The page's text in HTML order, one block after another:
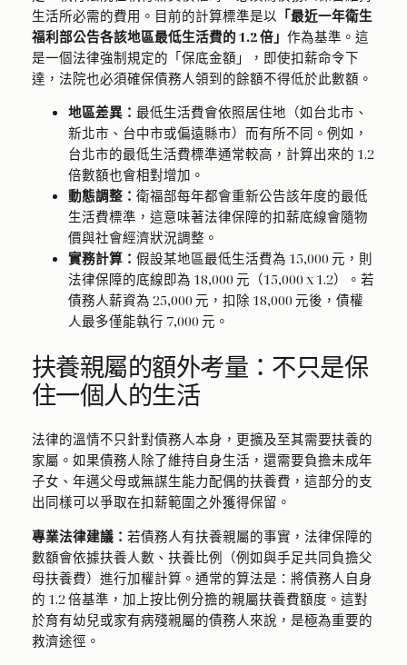
生活所必需的費用。目前的計算標準是以 「最近一年衛生
福利部公告各該地區最低生活費的 1.2 倍」 作為基準。這
是一個法律強制規定的「保底金額」，即使扣薪命令下
達，法院也必須確保債務人領到的餘額不得低於此數額。
地區差異： 最低生活費會依照居住地（如台北市、
新北市、台中市或偏遠縣市）而有所不同。例如，
台北市的最低生活費標準通常較高，計算出來的 1.2
倍數額也會相對增加。
動態調整： 衛福部每年都會重新公告該年度的最低
生活費標準，這意味著法律保障的扣薪底線會隨物
價與社會經濟狀況調整。
實務計算： 假設某地區最低生活費為 15,000 元，則
法律保障的底線即為 18,000 元（15,000 x 1.2）。若
債務人薪資為 25,000 元，扣除 18,000 元後，債權
人最多僅能執行 7,000 元。
扶養親屬的額外考量：不只是保
住一個人的生活
法律的溫情不只針對債務人本身，更擴及至其需要扶養的
家屬。如果債務人除了維持自身生活，還需要負擔未成年
子女、年邁父母或無謀生能力配偶的扶養費，這部分的支
出同樣可以爭取在扣薪範圍之外獲得保留。
專業法律建議： 若債務人有扶養親屬的事實，法律保障的
數額會依據扶養人數、扶養比例（例如與手足共同負擔父
母扶養費）進行加權計算。通常的算法是：將債務人自身
的 1.2 倍基準，加上按比例分擔的親屬扶養費額度。這對
於育有幼兒或家有病殘親屬的債務人來說，是極為重要的
救濟途徑。